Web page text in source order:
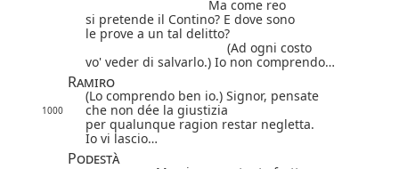
Ma come reo
si pretende il Contino? E dove sono
le prove a un tal delitto?
(Ad ogni costo
vo' veder di salvarlo.) Io non comprendo…
Ramiro
(Lo comprendo ben io.) Signor, pensate
1000
che non dée la giustizia
per qualunque ragion restar negletta.
Io vi lascio…
Podestà